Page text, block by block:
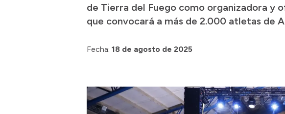
de Tierra del Fuego como organizadora y
que convocará a más de 2.000 atletas de
Fecha: 18 de agosto de 2025